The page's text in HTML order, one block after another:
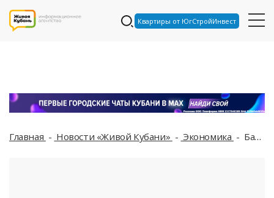
Квартиры от ЮгСтройИнвест
Главная Новости «Живой Кубани» Экономика Банк Сосьете Женераль Восток открыл филиал в Краснодаре